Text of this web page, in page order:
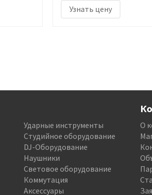
Узнать цену
Ударные инструменты
Студийное оборудование
DJ-Оборудование
Наушники
Световое оборудование
Коммутация
Аксессуары
О